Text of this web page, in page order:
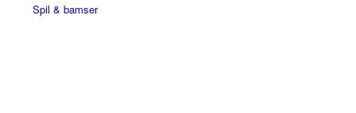
Spil & bamser